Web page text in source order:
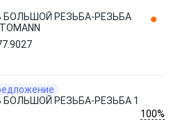
БОЛЬШОЙ РЕЗЬБА-РЕЗЬБА
РЕЗЬБА-РЕЗЬБА 1
100%